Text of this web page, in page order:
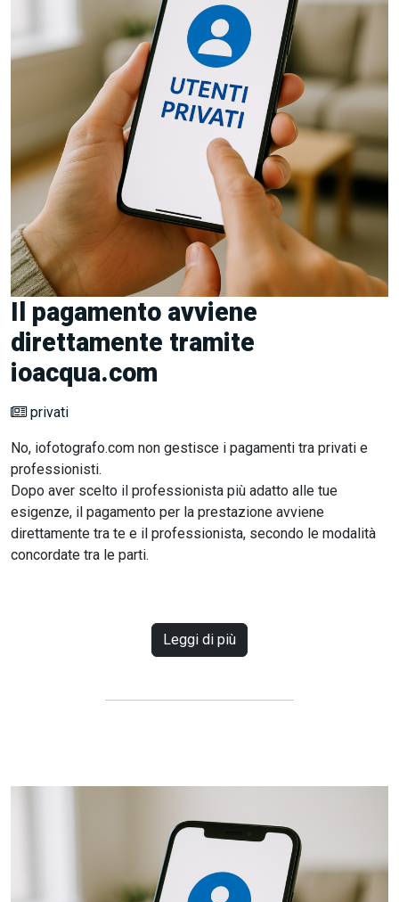
Il pagamento avviene
direttamente tramite
ioacqua.com
privati
No, iofotografo.com non gestisce i pagamenti tra privati e
professionisti.
Dopo aver scelto il professionista più adatto alle tue
esigenze, il pagamento per la prestazione avviene
direttamente tra te e il professionista, secondo le modalità
concordate tra le parti.
Leggi di più